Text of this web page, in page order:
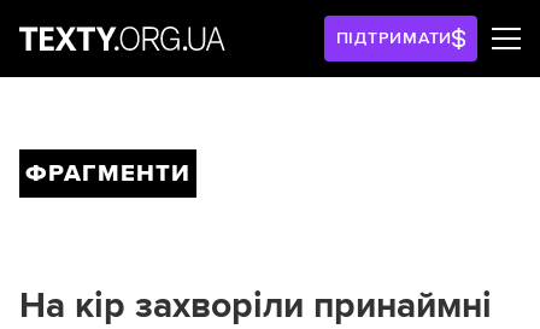
ПІДТРИМАТИ
ФРАГМЕНТИ
На кір захворіли принаймні